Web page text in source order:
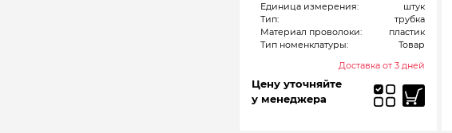
Единица измерения:
штук
Тип:
трубка
Материал проволоки:
пластик
Тип номенклатуры:
Товар
Доставка от 3 дней
Цену уточняйте
у менеджера